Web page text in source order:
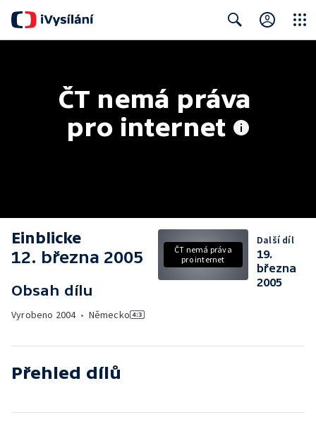
ČT nemá práva
pro internet
Einblicke
12. března 2005
Obsah dílu
Vyrobeno 2004• Německo
ČT nemá práva
pro internet
Další díl
19.
března
2005
Přehled dílů